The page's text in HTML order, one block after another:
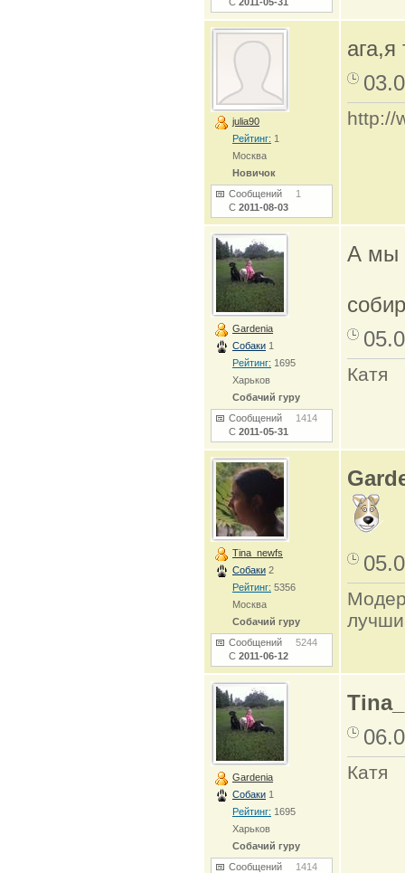
julia90
Рейтинг: 1
Москва
Новичок
Сообщений 1
С 2011-08-03
http://
Gardenia
Собаки 1
Рейтинг: 1695
Харьков
Собачий гуру
Сообщений 1414
С 2011-05-31
А мы
Катя
Tina_newfs
Собаки 2
Рейтинг: 5356
Москва
Собачий гуру
Сообщений 5244
С 2011-06-12
Gardenia
Собаки 1
Рейтинг: 1695
Харьков
Собачий гуру
Сообщений 1414
Катя